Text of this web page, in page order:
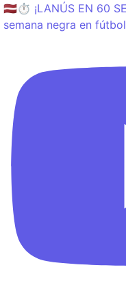
🇱🇻⏱️ ¡LANÚS EN 60
semana negra en